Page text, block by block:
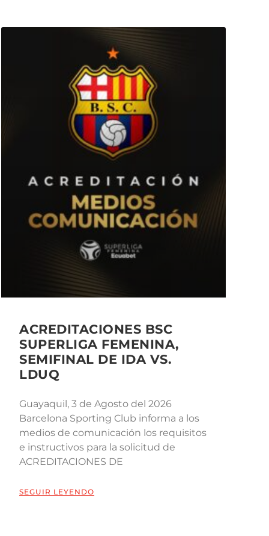
ACREDITACIONES BSC
SUPERLIGA FEMENINA,
SEMIFINAL DE IDA VS.
LDUQ
Guayaquil, 3 de Agosto del 2026
Barcelona Sporting Club informa a los
medios de comunicación los requisitos
e instructivos para la solicitud de
ACREDITACIONES DE
SEGUIR LEYENDO